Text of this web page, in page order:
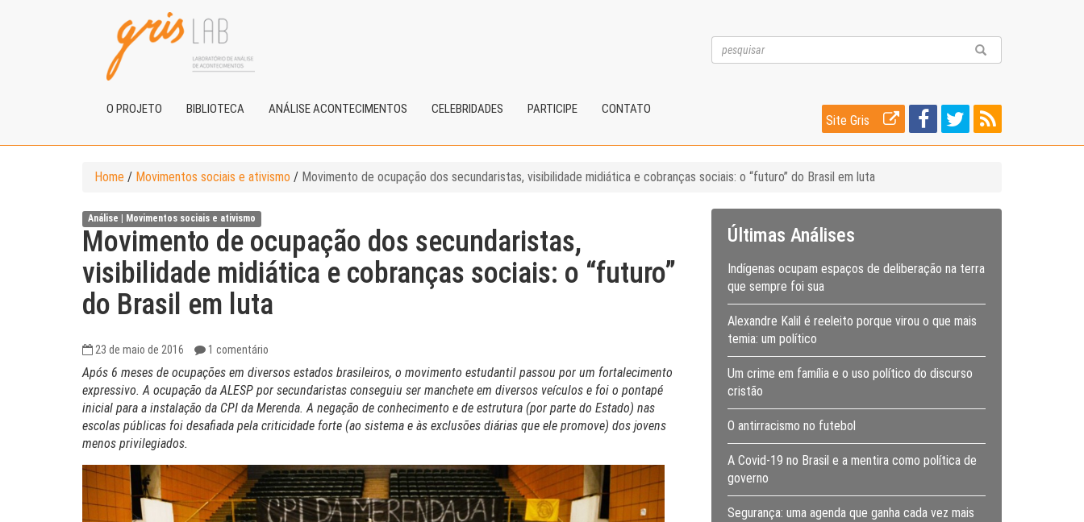
O PROJETO BIBLIOTECA ANÁLISE ACONTECIMENTOS CELEBRIDADES PARTICIPE CONTATO
Site Gris
Home / Movimentos sociais e ativismo / Movimento de ocupação dos secundaristas, visibilidade midiática e cobranças sociais: o “futuro” do Brasil em luta
Análise | Movimentos sociais e ativismo
Movimento de ocupação dos secundaristas,
visibilidade midiática e cobranças sociais: o “futuro”
do Brasil em luta
23 de maio de 2016 1 comentário
Após 6 meses de ocupações em diversos estados brasileiros, o movimento estudantil passou por um fortalecimento
expressivo. A ocupação da ALESP por secundaristas conseguiu ser manchete em diversos veículos e foi o pontapé
inicial para a instalação da CPI da Merenda. A negação de conhecimento e de estrutura (por parte do Estado) nas
escolas públicas foi desafiada pela criticidade forte (ao sistema e às exclusões diárias que ele promove) dos jovens
menos privilegiados.
Últimas Análises
Indígenas ocupam espaços de deliberação na terra
que sempre foi sua
Alexandre Kalil é reeleito porque virou o que mais
temia: um político
Um crime em família e o uso político do discurso
cristão
O antirracismo no futebol
A Covid-19 no Brasil e a mentira como política de
governo
Segurança: uma agenda que ganha cada vez mais